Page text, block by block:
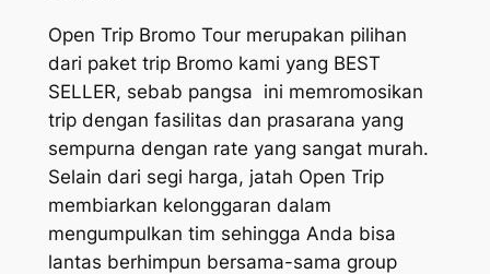
Open Trip Bromo Tour merupakan pilihan
dari paket trip Bromo kami yang BEST
SELLER, sebab pangsa ini memromosikan
trip dengan fasilitas dan prasarana yang
sempurna dengan rate yang sangat murah.
Selain dari segi harga, jatah Open Trip
membiarkan kelonggaran dalam
mengumpulkan tim sehingga Anda bisa
lantas berhimpun bersama-sama group